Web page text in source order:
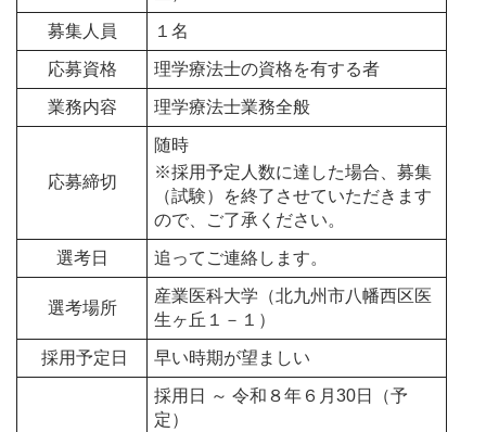
募集人員 １名
応募資格 理学療法士の資格を有する者
業務内容 理学療法士業務全般
応募締切
随時
※採用予定人数に達した場合、募集
（試験）を終了させていただきます
ので、ご了承ください。
選考日 追ってご連絡します。
選考場所
産業医科大学（北九州市八幡西区医
生ヶ丘１－１）
採用予定日 早い時期が望ましい
採用日 ～ 令和８年６月30日（予
定）